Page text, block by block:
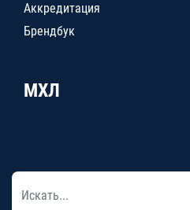
Аккредитация
Брендбук
МХЛ